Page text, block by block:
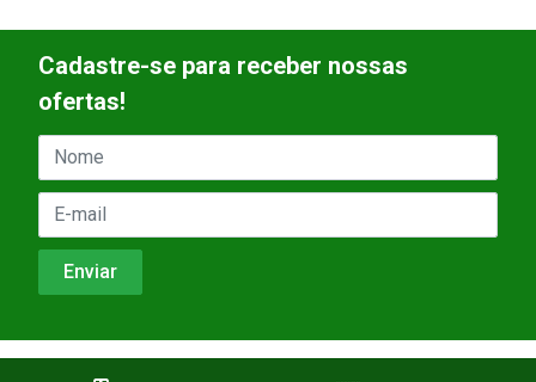
Cadastre-se para receber nossas
ofertas!